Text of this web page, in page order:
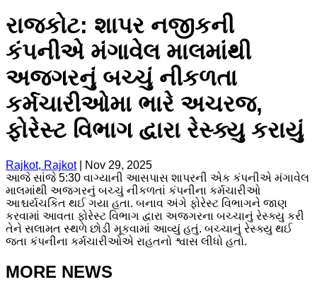
રાજકોટ: શાપર નજીકની
કંપનીએ મંગાવેલ માલમાંથી
અજગરનું બચ્ચું નીકળતા
કર્મચારીઓમા ભારે અચરજ,
ફોરેસ્ટ વિભાગ દ્વારા રેસ્ક્યુ કરાયું
Rajkot, Rajkot|
Nov 29, 2025
આજે સાંજે 5:30 વાગ્યાની આસપાસ શાપરની એક કંપનીએ મંગાવેલ
માલમાંથી અજગરનું બચ્ચું નીકળતાં કંપનીના કર્મચારીઓ
આશ્ચર્યચકિત થઈ ગયા હતા. બનાવ અંગે ફોરેસ્ટ વિભાગને જાણ
કરવામાં આવતા ફોરેસ્ટ વિભાગ દ્વારા અજગરના બચ્ચાનું રેસ્ક્યુ કરી
તેને સલામત સ્થળે છોડી મૂકવામાં આવ્યું હતું. બચ્ચાનું રેસ્ક્યુ થઈ
જતા કંપનીના કર્મચારીઓએ રાહતનો શ્વાસ લીધો હતો.
MORE NEWS